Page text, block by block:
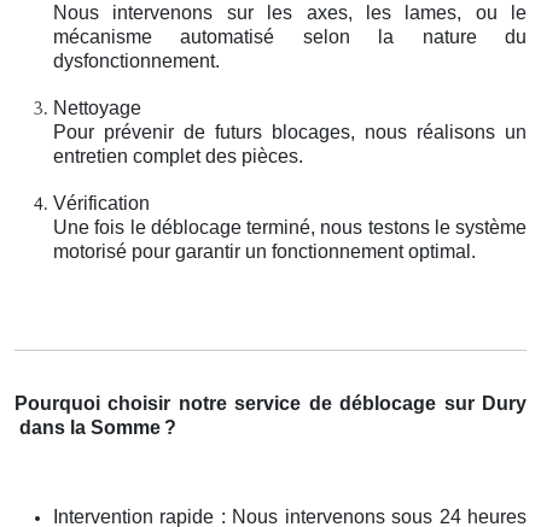
Nous intervenons sur les axes, les lames, ou le
mécanisme automatisé selon la nature du
dysfonctionnement.
Nettoyage
Pour prévenir de futurs blocages, nous réalisons un
entretien complet des pièces.
Vérification
Une fois le déblocage terminé, nous testons le système
motorisé pour garantir un fonctionnement optimal.
Pourquoi choisir notre service de déblocage sur Dury
dans la Somme ?
Intervention rapide : Nous intervenons sous 24 heures